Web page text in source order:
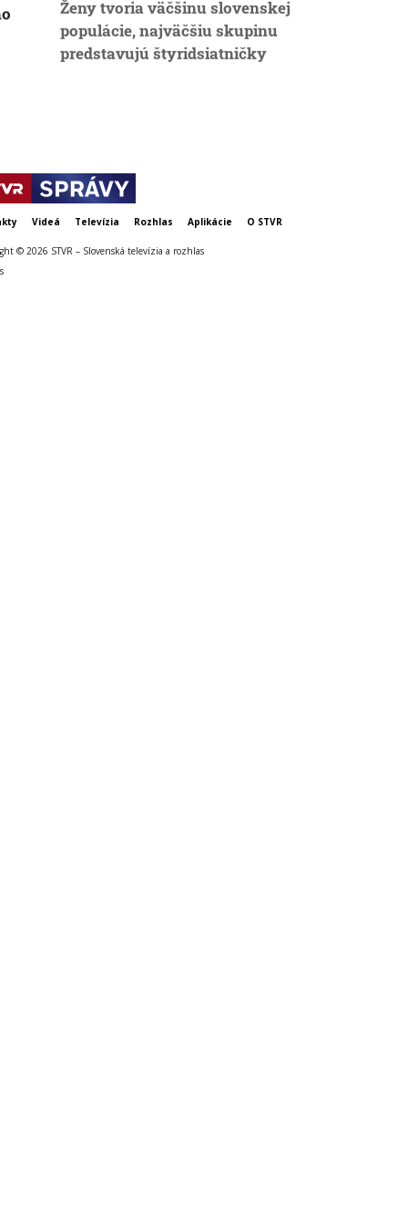
populácie, najväčšiu skupinu
predstavujú štyridsiatničky
Videá Televízia Rozhlas Aplikácie O STVR
© 2026 STVR – Slovenská televízia a rozhlas